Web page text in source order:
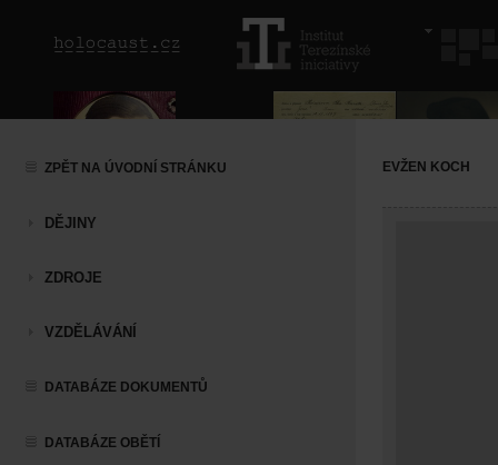
ZPĚT NA ÚVODNÍ STRÁNKU
DĚJINY
ZDROJE
VZDĚLÁVÁNÍ
DATABÁZE DOKUMENTŮ
DATABÁZE OBĚTÍ
EVŽEN KOCH